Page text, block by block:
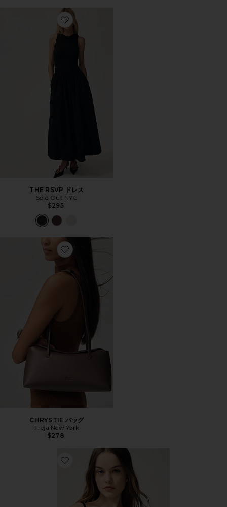
Favorite THE RSVP ドレス
THE RSVP ドレス
Sold Out NYC
$295
Favorite CHRYSTIE バッグ
CHRYSTIE バッグ
Freja New York
$278
Favorite ESSENTIAL CAMI キャミソール